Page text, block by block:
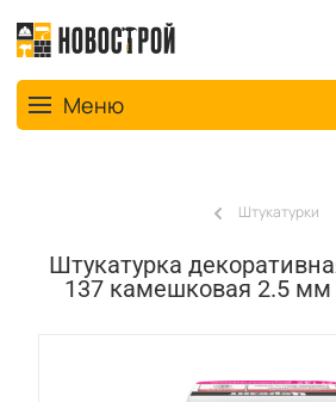
Toggle navigation
Меню
Штукатурки
Штукатурка
137 камешковая 2.5